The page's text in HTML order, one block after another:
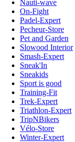
Nauti-wave
On-Fight
Padel-Expert
Pecheur-Store
Pet and Garden
Slowood Interior
Smash-Expert
Sneak'In
Sneakids
Sport is good
Training-Fit
Trek-Expert
Triathlon-Expert
TripNBikers
Vélo-Store
Winter-Expert